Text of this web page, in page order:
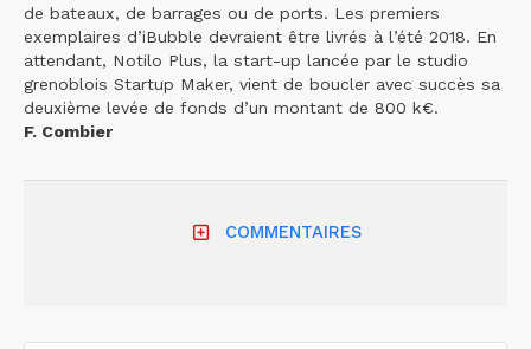
de bateaux, de barrages ou de ports. Les premiers
exemplaires d’iBubble devraient être livrés à l’été 2018. En
attendant, Notilo Plus, la start-up lancée par le studio
grenoblois Startup Maker, vient de boucler avec succès sa
deuxième levée de fonds d’un montant de 800 k€.
F. Combier
COMMENTAIRES